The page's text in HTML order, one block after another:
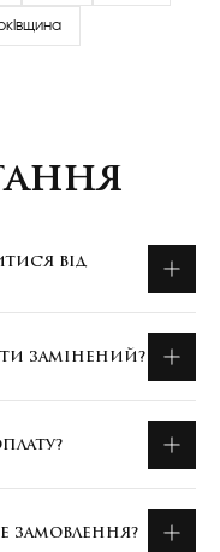
ВІД
ЗАМІНЕНИЙ?
ЗАМОВЛЕННЯ?